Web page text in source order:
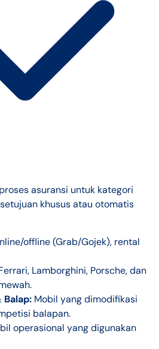
asuransi untuk kategori
khusus atau otomatis
offline (Grab/Gojek), rental
Lamborghini, Porsche, dan
Balap: Mobil yang dimodifikasi
balapan.
operasional yang digunakan